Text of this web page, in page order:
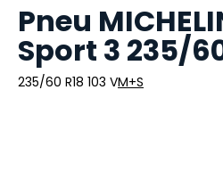
Pneu
Sport 3 235/
235/60 R18 103 VM+S